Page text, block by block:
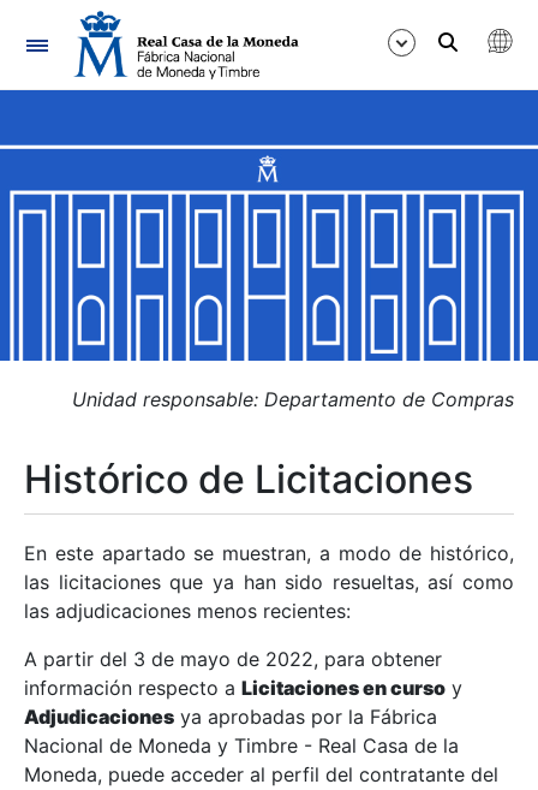
Navegación
Mostrar/Ocultar
Mostrar/Ocultar
Mostrar/Ocultar
Mostrar/Ocultar
Mostrar/Ocultar
Mostrar/Ocultar
Unidad responsable: Departamento de Compras
Histórico de Licitaciones
En este apartado se muestran, a modo de histórico,
las licitaciones que ya han sido resueltas, así como
las adjudicaciones menos recientes:
A partir del 3 de mayo de 2022, para obtener
información respecto a Licitaciones en curso y
Adjudicaciones ya aprobadas por la Fábrica
Nacional de Moneda y Timbre - Real Casa de la
Moneda, puede acceder al perfil del contratante del